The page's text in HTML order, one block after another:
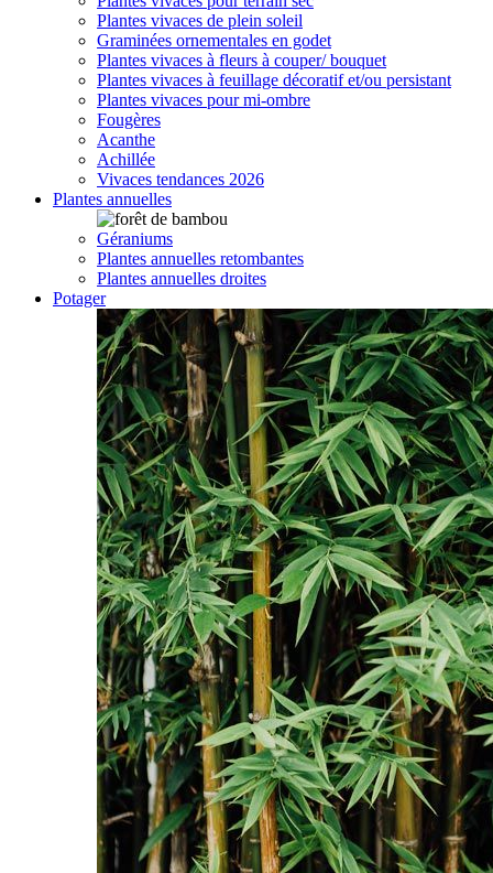
Plantes vivaces de plein soleil
Graminées ornementales en godet
Plantes vivaces à fleurs à couper/ bouquet
Plantes vivaces à feuillage décoratif et/ou persistant
Plantes vivaces pour mi-ombre
Fougères
Acanthe
Achillée
Vivaces tendances 2026
Plantes annuelles
Géraniums
Plantes annuelles retombantes
Plantes annuelles droites
Potager